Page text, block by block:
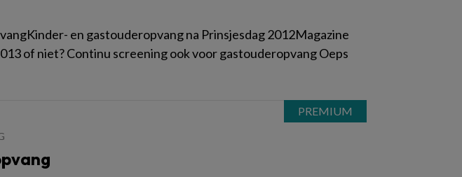
en gastouderopvang na Prinsjesdag 2012Magazine
of niet? Continu screening ook voor gastouderopvang Oeps